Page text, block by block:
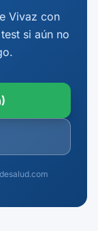
Vivaz con
si aún no